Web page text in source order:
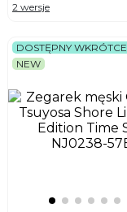
2 wersje
DOSTĘPNY WKRÓTCE
NEW